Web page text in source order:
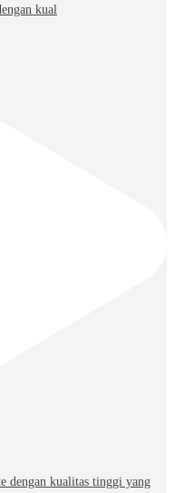
kual